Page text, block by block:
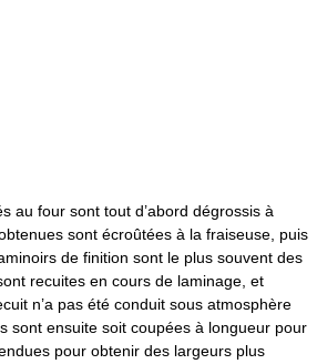
au four sont tout d’abord dégrossis à
sont écroûtées à la fraiseuse, puis
de finition sont le plus souvent des
recuites en cours de laminage, et
n’a pas été conduit sous atmosphère
sont ensuite soit coupées à longueur pour
pour obtenir des largeurs plus